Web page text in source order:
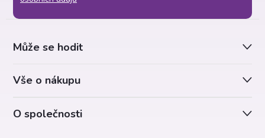
k
y
ý
p
O společnosti
Může se hodit
Vše o nákupu